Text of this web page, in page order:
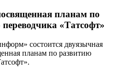
планам по
«Татсофт»
состоится двуязычная
планам по развитию